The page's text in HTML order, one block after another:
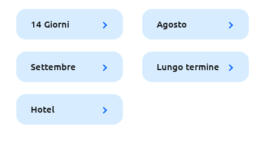
14 Giorni Agosto
Settembre Lungo termine
Hotel